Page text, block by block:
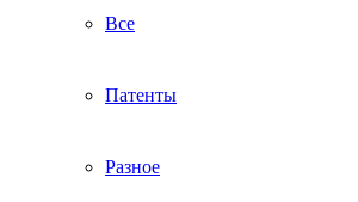
Все
Патенты
Разное